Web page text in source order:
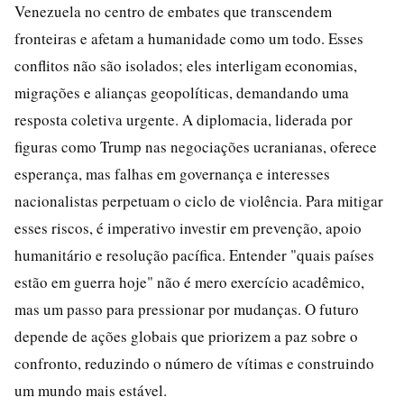
Venezuela no centro de embates que transcendem
fronteiras e afetam a humanidade como um todo. Esses
conflitos não são isolados; eles interligam economias,
migrações e alianças geopolíticas, demandando uma
resposta coletiva urgente. A diplomacia, liderada por
figuras como Trump nas negociações ucranianas, oferece
esperança, mas falhas em governança e interesses
nacionalistas perpetuam o ciclo de violência. Para mitigar
esses riscos, é imperativo investir em prevenção, apoio
humanitário e resolução pacífica. Entender "quais países
estão em guerra hoje" não é mero exercício acadêmico,
mas um passo para pressionar por mudanças. O futuro
depende de ações globais que priorizem a paz sobre o
confronto, reduzindo o número de vítimas e construindo
um mundo mais estável.